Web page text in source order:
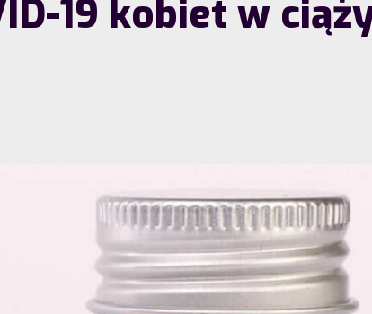
19 kobiet w